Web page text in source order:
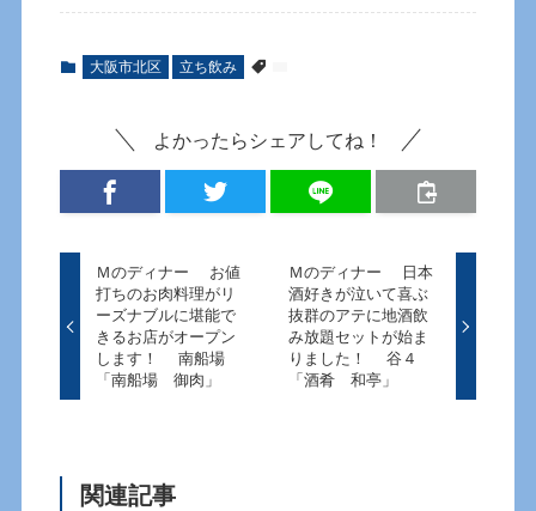
大阪市北区 立ち飲み
よかったらシェアしてね！
Ｍのディナー お値
打ちのお肉料理がリ
ーズナブルに堪能で
きるお店がオープン
します！ 南船場
「南船場 御肉」
Ｍのディナー 日本
酒好きが泣いて喜ぶ
抜群のアテに地酒飲
み放題セットが始ま
りました！ 谷４
「酒肴 和亭」
関連記事